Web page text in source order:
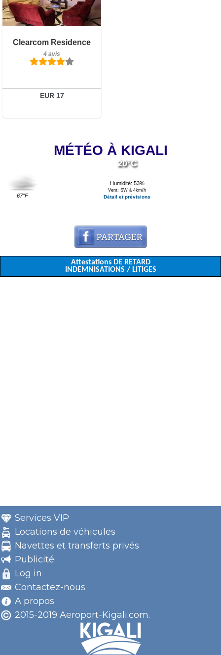
Clearcom Residence
4 avis
EUR 17
Détails
Réserver
MÉTÉO À KIGALI
67°F
20°C
Humidité: 53%
Vent: SW à 4km/h
Détail et prévisions
Attestations DE RETARD
INDEMNISATIONS / LITIGES
Services VIP
Locations de véhicules
Navettes et transferts privés
Publicité
Log in
Contactez-nous
A propos
2015-2019 Aeroport-Kigali.com.